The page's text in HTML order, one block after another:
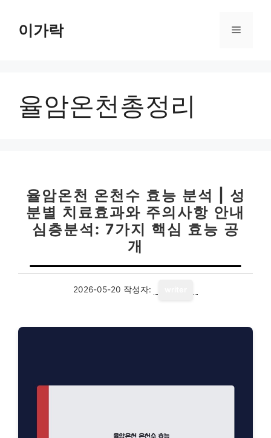
이가락 메
율암온천총정리
율암온천 온천수 효능 분석 | 성
분별 치료효과와 주의사항 안내
심층분석: 7가지 핵심 효능 공
개
2026-05-20 작성자: